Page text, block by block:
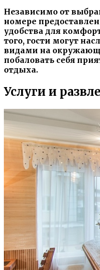
Независимо от
номере
удобства для
того, гости могут
видами на
побаловать себя
отдыха.
Услуги и